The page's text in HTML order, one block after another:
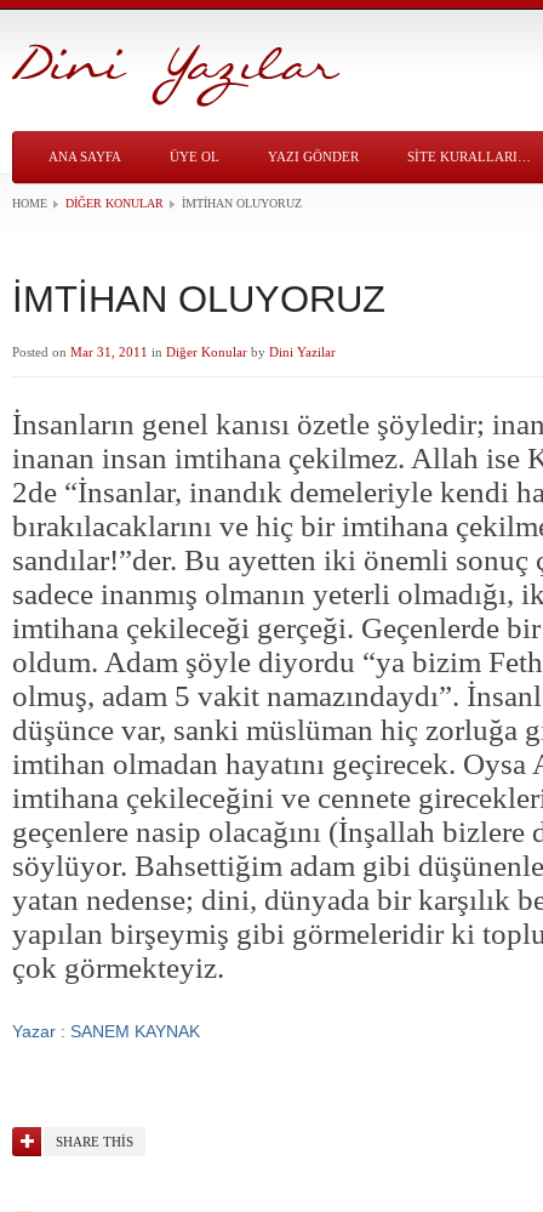
ANA SAYFA ÜYE OL YAZI GÖNDER SITE KURALLARI…
HOME DIĞER KONULAR İMTİHAN OLUYORUZ
İMTİHAN OLUYORUZ
Posted on Mar 31, 2011 in Diğer Konular by Dini Yazilar
İnsanların genel kanısı özetle şöyledir;
inanan insan imtihana çekilmez. Allah ise
2de “İnsanlar, inandık demeleriyle kendi
bırakılacaklarını ve hiç bir imtihana
sandılar!”der. Bu ayetten iki önemli sonuç
sadece inanmış olmanın yeterli olmadığı,
imtihana çekileceği gerçeği. Geçenlerde
oldum. Adam şöyle diyordu “ya bizim
olmuş, adam 5 vakit namazındaydı”.
düşünce var, sanki müslüman hiç zorluğa
imtihan olmadan hayatını geçirecek.
imtihana çekileceğini ve cennete
geçenlere nasip olacağını (İnşallah bizlere
söylüyor. Bahsettiğim adam gibi
yatan nedense; dini, dünyada bir karşılık
yapılan birşeymiş gibi görmeleridir ki
çok görmekteyiz.
Yazar : SANEM KAYNAK
SHARE THIS